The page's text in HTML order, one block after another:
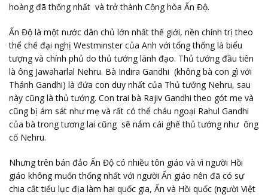
hoàng đã thống nhất và trở thành Cộng hòa Ấn Độ.
Ấn Độ là một nước dân chủ lớn nhất thế giới, nền chính trị theo
thể chế đại nghị Westminster của Anh với tổng thống là biểu
tượng và chính phủ do thủ tướng lãnh đạo. Thủ tướng đầu tiên
là ông Jawaharlal Nehru. Bà Indira Gandhi (không bà con gì với
Thánh Gandhi) là đứa con duy nhất của Thủ tướng Nehru, sau
này cũng là thủ tướng. Con trai bà Rajiv Gandhi theo gót mẹ và
cũng bị ám sát như mẹ và rất có thể cháu ngoại Rahul Gandhi
của bà trong tương lai cũng sẽ nắm cái ghế thủ tướng như ông
cố Nehru.
Nhưng trên bán đảo Ấn Độ có nhiều tôn giáo và vì người Hồi
giáo không muốn thống nhất với người Ấn giáo nên đã có sự
chia cắt tiểu lục địa làm hai quốc gia, Ấn và Hồi quốc (người Việt